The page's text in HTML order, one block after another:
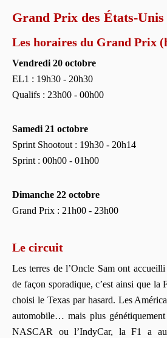
Grand Prix des États-Unis
Les horaires du Grand Prix
Vendredi 20 octobre
EL1 : 19h30 - 20h30
Qualifs : 23h00 - 00h00
Samedi 21 octobre
Sprint Shootout : 19h30 - 20h14
Sprint : 00h00 - 01h00
Dimanche 22 octobre
Grand Prix : 21h00 - 23h00
Le circuit
Les terres de l’Oncle Sam ont
de façon sporadique, c’est ainsi que la
choisi le Texas par hasard. Les
automobile… mais plus
NASCAR ou l’IndyCar, la F1 a